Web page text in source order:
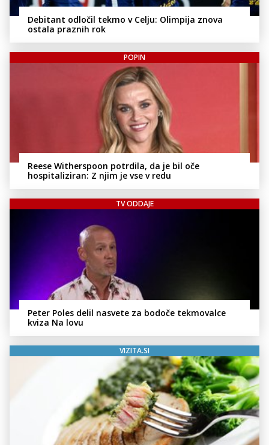
Debitant odločil tekmo v Celju: Olimpija znova
ostala praznih rok
POPIN
Reese Witherspoon potrdila, da je bil oče
hospitaliziran: Z njim je vse v redu
TV ODDAJE
Peter Poles delil nasvete za bodoče tekmovalce
kviza Na lovu
VIZITA.SI